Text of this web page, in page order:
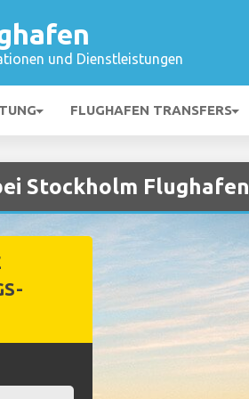
und Dienstleistungen
FLUGHAFEN TRANSFERS
Stockholm Flughafen